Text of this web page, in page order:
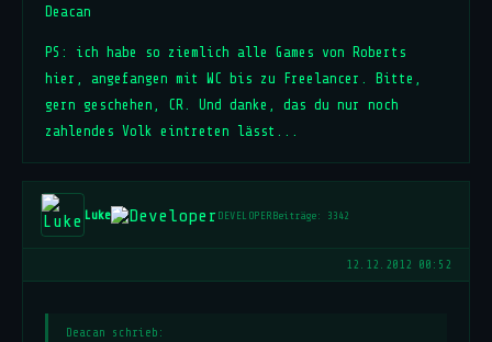
Deacan
PS: ich habe so ziemlich alle Games von Roberts
hier, angefangen mit WC bis zu Freelancer. Bitte,
gern geschehen, CR. Und danke, das du nur noch
zahlendes Volk eintreten lässt...
Luke DEVELOPERBeiträge: 3342
12.12.2012 00:52
Deacan schrieb: